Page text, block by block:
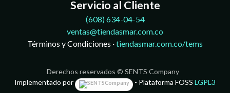
Servicio al Cliente
(608) 634-04-54
ventas@tiendasmar.com.co
Términos y Condiciones ·tiendasmar.com.co/tems
Derechos reservados © SENTS Company
Implementado por
- Plataforma FOSSLGPL3